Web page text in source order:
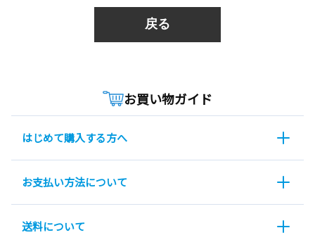
戻る
お買い物ガイド
はじめて購入する方へ
お支払い方法について
送料について